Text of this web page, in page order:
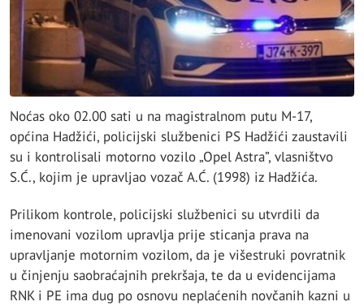
Noćas oko 02.00 sati u na magistralnom putu M-17,
općina Hadžići, policijski službenici PS Hadžići zaustavili
su i kontrolisali motorno vozilo „Opel Astra”, vlasništvo
S.Ć., kojim je upravljao vozač A.Ć. (1998) iz Hadžića.
Prilikom kontrole, policijski službenici su utvrdili da
imenovani vozilom upravlja prije sticanja prava na
upravljanje motornim vozilom, da je višestruki povratnik
u činjenju saobraćajnih prekršaja, te da u evidencijama
RNK i PE ima dug po osnovu neplaćenih novčanih kazni u